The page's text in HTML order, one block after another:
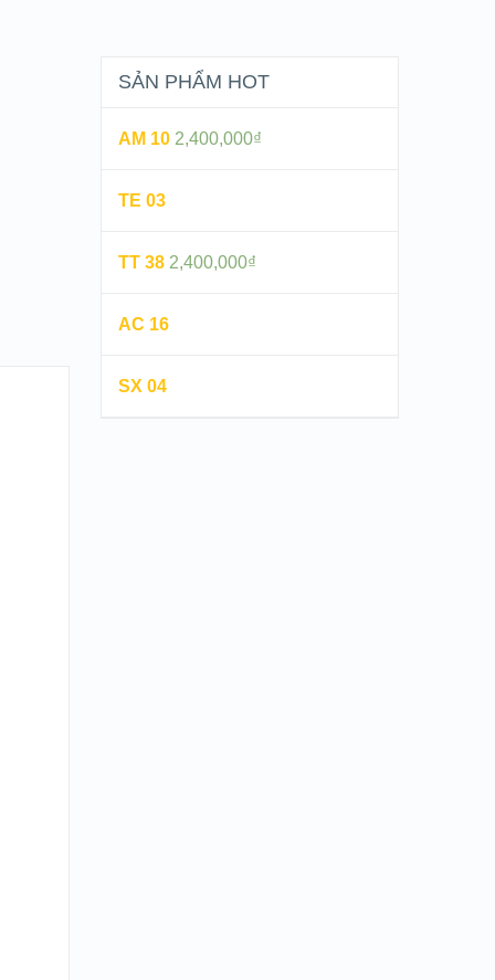
SẢN PHẨM HOT
AM 10 2,400,000₫
TE 03
TT 38 2,400,000₫
AC 16
SX 04